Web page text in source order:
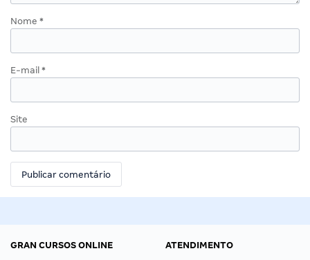
Nome *
E-mail *
Site
GRAN CURSOS ONLINE
ATENDIMENTO